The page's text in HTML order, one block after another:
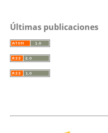
Últimas publicaciones